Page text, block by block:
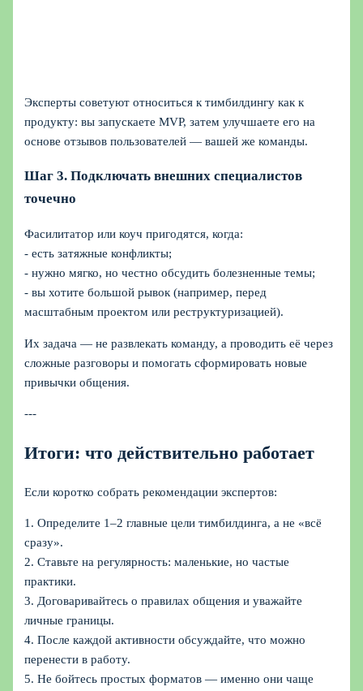
Эксперты советуют относиться к тимбилдингу как к
продукту: вы запускаете MVP, затем улучшаете его на
основе отзывов пользователей — вашей же команды.
Шаг 3. Подключать внешних специалистов
точечно
Фасилитатор или коуч пригодятся, когда:
- есть затяжные конфликты;
- нужно мягко, но честно обсудить болезненные темы;
- вы хотите большой рывок (например, перед
масштабным проектом или реструктуризацией).
Их задача — не развлекать команду, а проводить её через
сложные разговоры и помогать сформировать новые
привычки общения.
---
Итоги: что действительно работает
Если коротко собрать рекомендации экспертов:
1. Определите 1–2 главные цели тимбилдинга, а не «всё
сразу».
2. Ставьте на регулярность: маленькие, но частые
практики.
3. Договаривайтесь о правилах общения и уважайте
личные границы.
4. После каждой активности обсуждайте, что можно
перенести в работу.
5. Не бойтесь простых форматов — именно они чаще